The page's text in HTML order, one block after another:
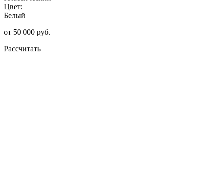
Цвет:
Белый
от 50 000 руб.
Рассчитать